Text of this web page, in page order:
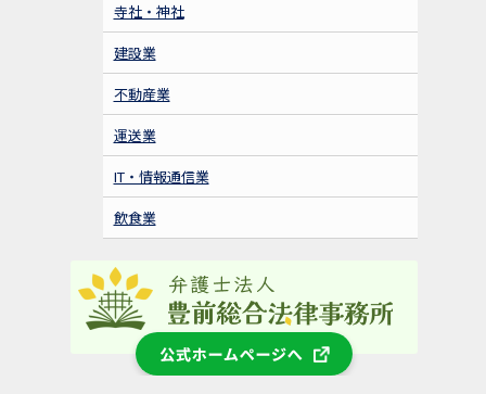
寺社・神社
建設業
不動産業
運送業
IT・情報通信業
飲食業
公式ホームページへ